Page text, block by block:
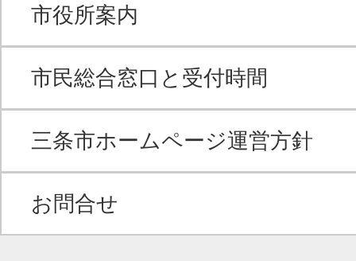
市役所案内
市民総合窓口と受付時間
三条市ホームページ運営方針
お問合せ